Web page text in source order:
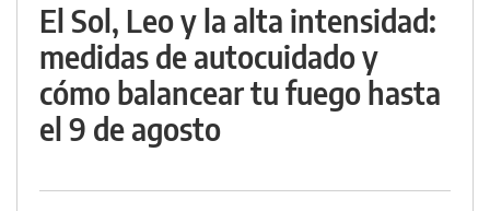
El Sol, Leo y la alta intensidad:
medidas de autocuidado y
cómo balancear tu fuego hasta
el 9 de agosto